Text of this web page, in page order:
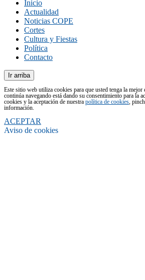
Inicio
Actualidad
Noticias COPE
Cortes
Cultura y Fiestas
Política
Contacto
Ir arriba
Este sitio web utiliza cookies para que usted tenga la mejor
continúa navegando está dando su consentimiento para la
cookies y la aceptación de nuestra política de cookies,
información.
ACEPTAR
Aviso de cookies